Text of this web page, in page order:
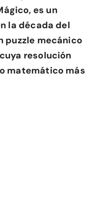
es un
la década del
puzzle mecánico
resolución
matemático más